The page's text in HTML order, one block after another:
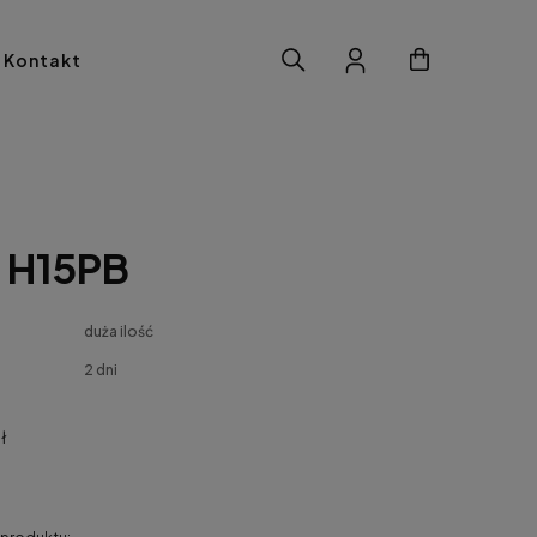
Kontakt
duża ilość
2 dni